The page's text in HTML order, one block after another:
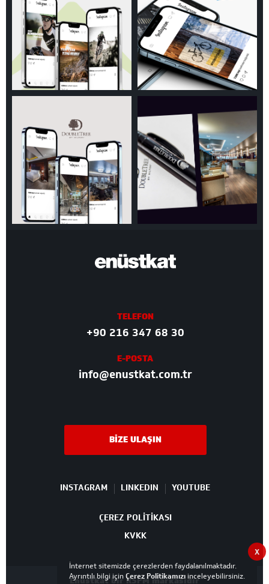
TELEFON
+90 216 347 68 30
E-POSTA
info@enustkat.com.tr
BİZE ULAŞIN
INSTAGRAM LINKEDIN YOUTUBE
ÇEREZ POLİTİKASI
KVKK
Enüstkat bir RSPM markasıdır
X
İnternet sitemizde çerezlerden faydalanılmaktadır.
Ayrıntılı bilgi içinÇerez Politikamızıinceleyebilirsiniz.